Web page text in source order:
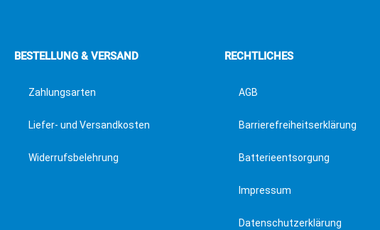
BESTELLUNG & VERSAND
Zahlungsarten
Liefer- und Versandkosten
Widerrufsbelehrung
RECHTLICHES
AGB
Barrierefreiheitserklärung
Batterieentsorgung
Impressum
Datenschutzerklärung